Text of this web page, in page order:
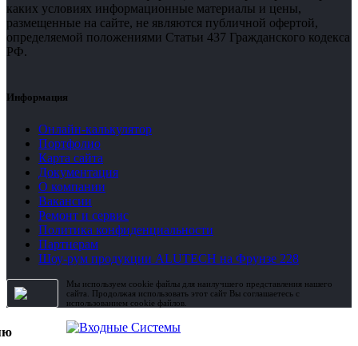
каких условиях информационные материалы и цены,
размещенные на сайте, не являются публичной офертой,
определяемой положениями Статьи 437 Гражданского кодекса
РФ.
Информация
Онлайн-калькулятор
Портфолио
Карта сайта
Документация
О компании
Вакансии
Ремонт и сервис
Политика конфиденциальности
Партнерам
Шоу-рум продукции ALUTECH на Фрунзе 228
Мы используем cookie файлы для наилучшего представления нашего
сайта. Продолжая использовать этот сайт Вы соглашаетесь с
использованием cookie файлов.